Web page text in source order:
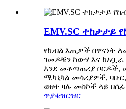
EMV.SC ተከታታይ
የኬብል እጢዎች በዋናነት
ገመዶቹን ከውሃ እና ከአቧራ
እንደ መቆጣጠሪያ ቦርዶች,
ሜካኒካል መሳሪያዎች,
ወዘተ ባሉ መስኮች ላይ
ጥያቄዝርዝር